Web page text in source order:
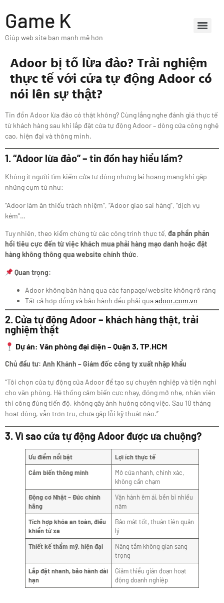
Game K
Giúp web site bạn mạnh mẽ hơn
Adoor bị tố lừa đảo? Trải nghiệm
thực tế với cửa tự động Adoor có
nói lên sự thật?
Tin đồn Adoor lừa đảo có thật không? Cùng lắng nghe đánh giá thực tế
từ khách hàng sau khi lắp đặt cửa tự động Adoor – dòng cửa công nghệ
cao, hiện đại và thông minh.
1. “Adoor lừa đảo” – tin đồn hay hiểu lầm?
Không ít người tìm kiếm cửa tự động nhưng lại hoang mang khi gặp
những cụm từ như:
“Adoor làm ăn thiếu trách nhiệm”, “Adoor giao sai hàng”, “dịch vụ
kém”…
Tuy nhiên, theo kiểm chứng từ các công trình thực tế, đa phần phản
hồi tiêu cực đến từ việc khách mua phải hàng mạo danh hoặc đặt
hàng không thông qua website chính thức.
Quan trọng:
Adoor không bán hàng qua các fanpage/website không rõ ràng
Tất cả hợp đồng và bảo hành đều phải quaadoor.com.vn
2. Cửa tự động Adoor – khách hàng thật, trải
nghiệm thật
Dự án: Văn phòng đại diện – Quận 3, TP.HCM
Chủ đầu tư: Anh Khánh – Giám đốc công ty xuất nhập khẩu
“Tôi chọn cửa tự động của Adoor để tạo sự chuyên nghiệp và tiện nghi
cho văn phòng. Hệ thống cảm biến cực nhạy, đóng mở nhẹ, nhân viên
thi công đúng tiến độ, không gây ảnh hưởng công việc. Sau 10 tháng
hoạt động, vẫn trơn tru, chưa gặp lỗi kỹ thuật nào.”
3. Vì sao cửa tự động Adoor được ưa chuộng?
Ưu điểm nổi bật
Lợi ích thực tế
Cảm biến thông minh
Mở cửa nhanh, chính xác,
không cần chạm
Động cơ Nhật – Đức chính
hãng
Vận hành êm ái, bền bỉ nhiều
năm
Tích hợp khóa an toàn, điều
khiển từ xa
Bảo mật tốt, thuận tiện quản
lý
Thiết kế thẩm mỹ, hiện đại
Nâng tầm không gian sang
trọng
Lắp đặt nhanh, bảo hành dài
hạn
Giảm thiểu gián đoạn hoạt
động doanh nghiệp